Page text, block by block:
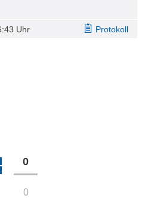
Uhr Protokoll
0
0